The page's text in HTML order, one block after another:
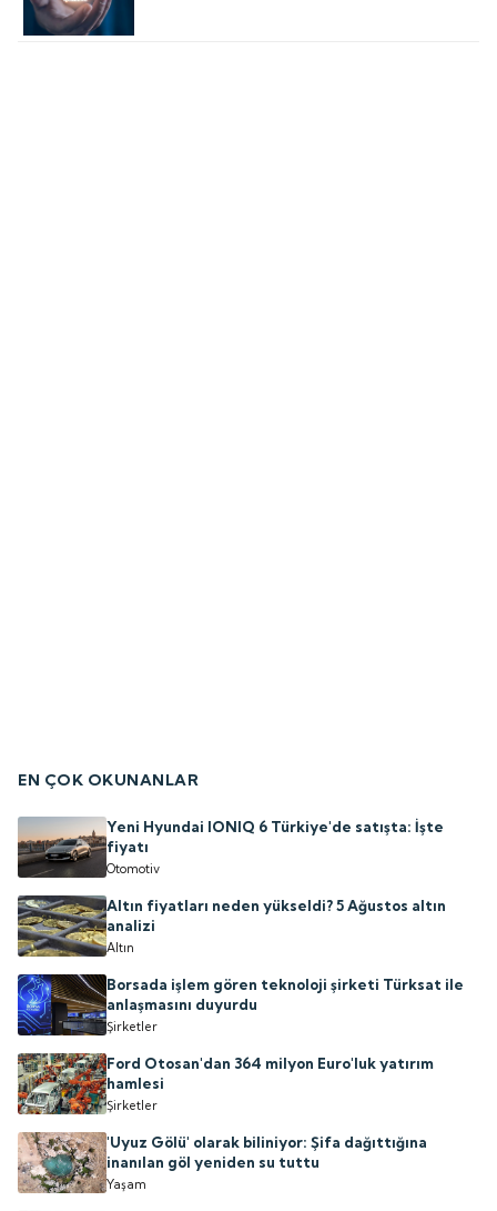
EN ÇOK OKUNANLAR
Yeni Hyundai IONIQ 6 Türkiye'de satışta: İşte
fiyatı
Otomotiv
Altın fiyatları neden yükseldi? 5 Ağustos altın
analizi
Altın
Borsada işlem gören teknoloji şirketi Türksat ile
anlaşmasını duyurdu
Şirketler
Ford Otosan'dan 364 milyon Euro'luk yatırım
hamlesi
Şirketler
'Uyuz Gölü' olarak biliniyor: Şifa dağıttığına
inanılan göl yeniden su tuttu
Yaşam